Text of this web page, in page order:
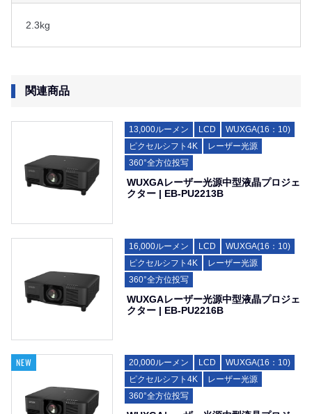
2.3kg
関連商品
13,000ルーメン LCD
WUXGA(16：10)
ピクセルシフト4K
レーザー光源
360°全方位投写
WUXGAレーザー光源中型液晶プロジェ
クター | EB-PU2213B
16,000ルーメン LCD
WUXGA(16：10)
ピクセルシフト4K
レーザー光源
360°全方位投写
WUXGAレーザー光源中型液晶プロジェ
クター | EB-PU2216B
20,000ルーメン LCD
WUXGA(16：10)
ピクセルシフト4K
レーザー光源
360°全方位投写